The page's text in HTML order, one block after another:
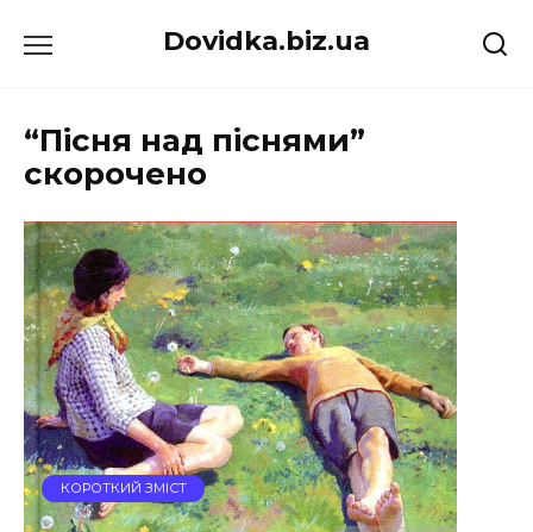
до
Dovidka.biz.ua
“Пісня над піснями”
скорочено
КОРОТКИЙ ЗМІСТ